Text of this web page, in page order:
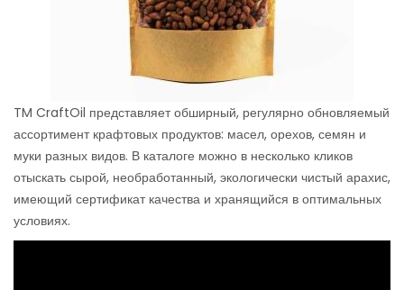
TM CraftOil представляет обширный, регулярно обновляемый
ассортимент крафтовых продуктов: масел, орехов, семян и
муки разных видов. В каталоге можно в несколько кликов
отыскать сырой, необработанный, экологически чистый арахис,
имеющий сертификат качества и хранящийся в оптимальных
условиях.